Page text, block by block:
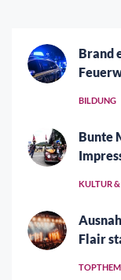
Brand
BILDUNG
Bunte
KULTUR
Flair